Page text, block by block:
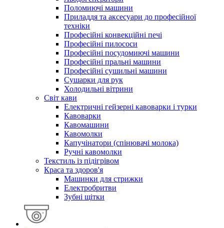
Поломиючі машини
Приладдя та аксесуари до професійної
техніки
Професійні конвекційні печі
Професійні пилососи
Професійні посудомиючі машини
Професійні пральні машини
Професійні сушильні машини
Сушарки для рук
Холодильні вітрини
Світ кави
Електричні гейзерні кавоварки і турки
Кавоварки
Кавомашини
Кавомолки
Капучінатори (спінювачі молока)
Ручні кавомолки
Текстиль із підігрівом
Краса та здоров'я
Машинки для стрижки
Електробритви
Зубні щітки